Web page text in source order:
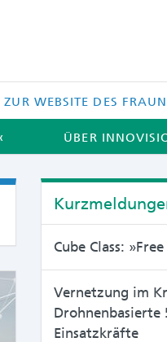
ZUR WEBSITE DES
ÜBER
Cube Class:
Vernetzung im
Drohnenbasierte
Einsatzkräfte